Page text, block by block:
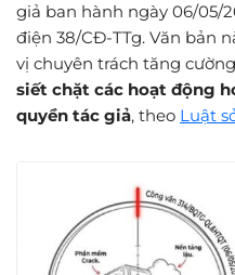
giả ban hành ngày 06/05/
điện 38/CĐ-TTg. Văn bản
vị chuyên trách tăng
siết chặt các hoạt động
quyền tác giả, theo Luật